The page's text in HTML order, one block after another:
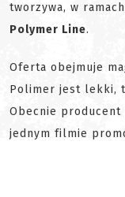
tworzywa, w
Polymer Line.
Oferta obejmuje
Polimer jest lekki,
Obecnie producent
jednym filmie